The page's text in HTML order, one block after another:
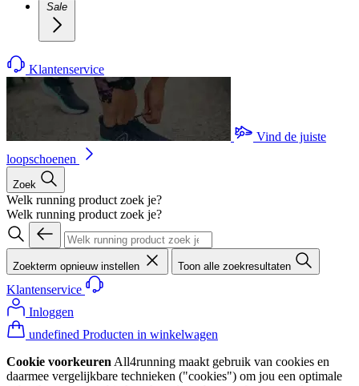
Sale
Klantenservice
Vind de juiste
loopschoenen
Zoek
Welk running product zoek je?
Welk running product zoek je?
Zoekterm opnieuw instellen Toon alle zoekresultaten
Klantenservice
Inloggen
undefined Producten in winkelwagen
Cookie voorkeuren All4running maakt gebruik van cookies en
daarmee vergelijkbare technieken ("cookies") om jou een optimale